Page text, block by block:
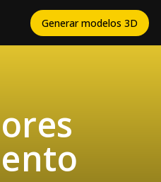
Generar modelos 3D